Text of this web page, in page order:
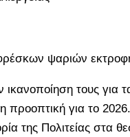
ψαριών
τους για
για το
της Πολιτείας στα